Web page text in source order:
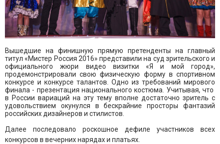
Вышедшие на финишную прямую претенденты на главный
титул «Мистер Россия 2016» представили на суд зрительского и
официального жюри видео визитки «Я и мой город»,
продемонстрировали свою физическую форму в спортивном
конкурсе и конкурсе талантов. Одно из требований мирового
финала - презентация национального костюма. Учитывая, что
в России вариаций на эту тему вполне достаточно зритель с
удовольствием окунулся в бескрайние просторы фантазий
российских дизайнеров и стилистов.
Далее последовало роскошное дефиле участников всех
конкурсов в вечерних нарядах и платьях.